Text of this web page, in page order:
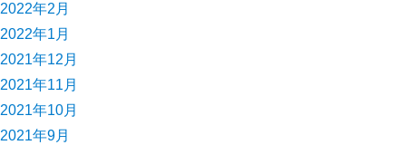
2022年2月
2022年1月
2021年12月
2021年11月
2021年10月
2021年9月